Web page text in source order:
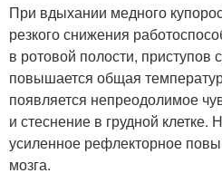
При вдыхании медного
резкого снижения
в ротовой полости, приступов
повышается общая
появляется непреодолимое
и стеснение в грудной клетке.
усиленное рефлекторное
мозга.